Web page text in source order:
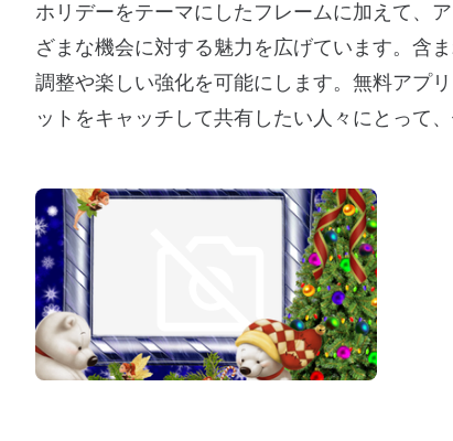
ホリデーをテーマにしたフレームに加えて、
ざまな機会に対する魅力を広げています。含
調整や楽しい強化を可能にします。無料アプ
ットをキャッチして共有したい人々にとって